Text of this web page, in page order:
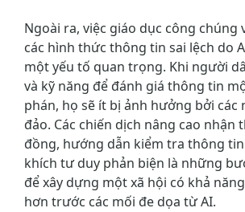
Ngoài ra, việc giáo dục công chúng
các hình thức thông tin sai lệch do
một yếu tố quan trọng. Khi người
và kỹ năng để đánh giá thông tin
phán, họ sẽ ít bị ảnh hưởng bởi các
đảo. Các chiến dịch nâng cao nhận
đồng, hướng dẫn kiểm tra thông
khích tư duy phản biện là những
để xây dựng một xã hội có khả
hơn trước các mối đe dọa từ AI.